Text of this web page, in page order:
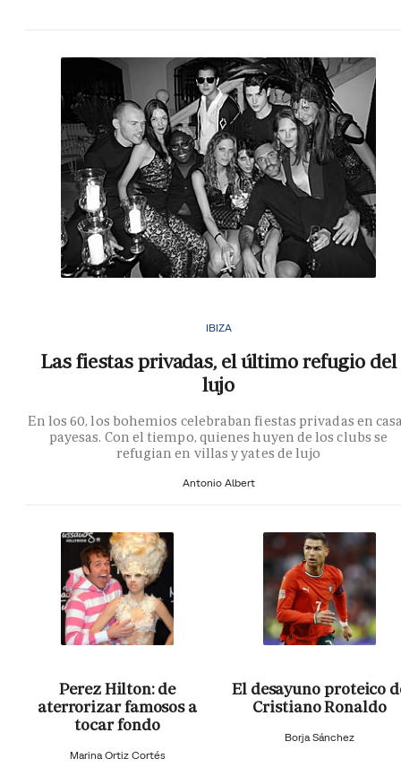
IBIZA
Las fiestas privadas, el último refugio del
lujo
En los 60, los bohemios celebraban fiestas privadas en
payesas. Con el tiempo, quienes huyen de los clubs se
refugian en villas y yates de lujo
Antonio Albert
Perez Hilton: de
aterrorizar famosos a
tocar fondo
Marina Ortiz Cortés
El desayuno proteico
Cristiano Ronaldo
Borja Sánchez